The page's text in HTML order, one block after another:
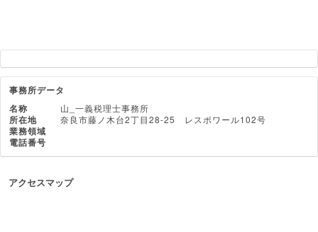
事務所データ
名称
山_一義税理士事務所
所在地 奈良市藤ノ木台2丁目28-25 レスポワール102号
業務領域
電話番号
アクセスマップ